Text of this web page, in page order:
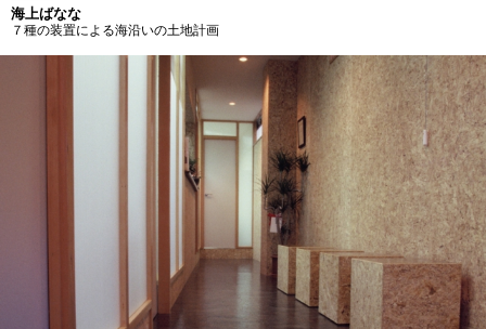
海上ばなな
７種の装置による海沿いの土地計画